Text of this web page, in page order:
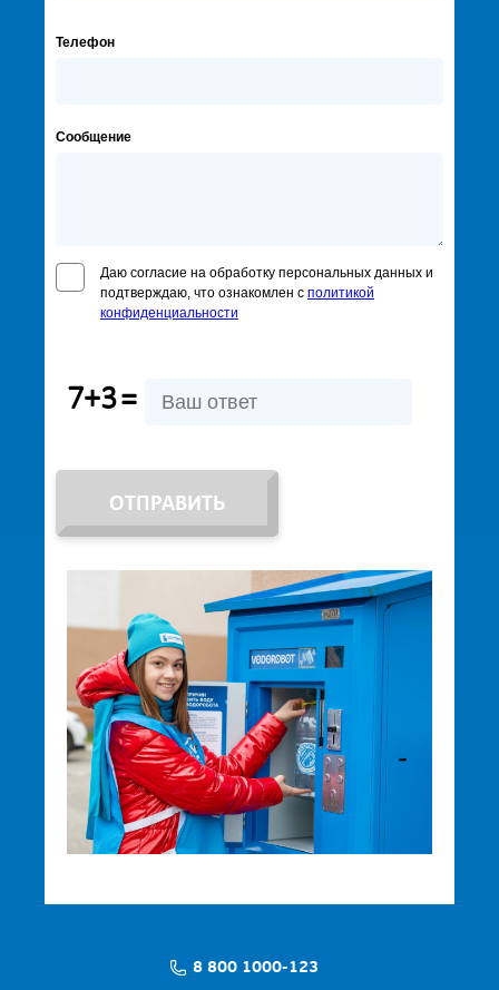
Телефон
Сообщение
Даю согласие на обработку персональных данных и
подтверждаю, что ознакомлен с политикой
конфиденциальности
7+3=
ОТПРАВИТЬ
8 800 1000-123